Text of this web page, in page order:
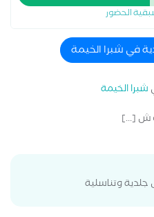
الحضور
في شبرا الخيمة
شبرا الخيمة
ش [...]
وتناسلية